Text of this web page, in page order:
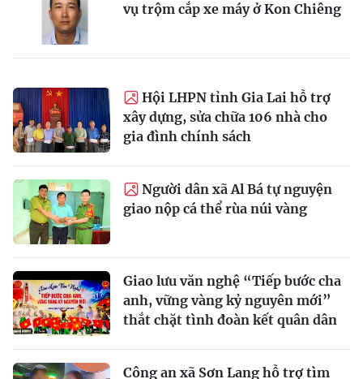
vụ trộm cắp xe máy ở Kon Chiêng
Hội LHPN tỉnh Gia Lai hỗ trợ
xây dựng, sửa chữa 106 nhà cho
gia đình chính sách
Người dân xã Al Bá tự nguyện
giao nộp cá thể rùa núi vàng
Giao lưu văn nghệ “Tiếp bước cha
anh, vững vàng kỷ nguyên mới”
thắt chặt tình đoàn kết quân dân
Công an xã Sơn Lang hỗ trợ tìm